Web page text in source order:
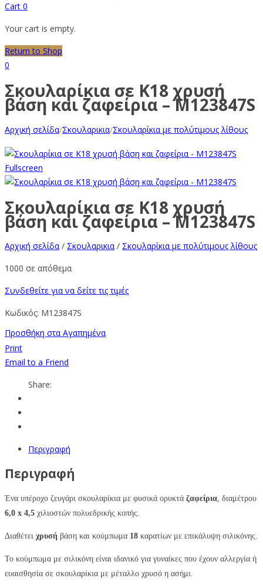
Cart 0
Your cart is empty.
Return to Shop
0
Σκουλαρίκια σε Κ18 χρυσή
βάση και ζαφείρια – M123847S
Αρχική σελίδα/Σκουλαρικια/Σκουλαρίκια με πολύτιμους λίθους
Fullscreen
Σκουλαρίκια σε Κ18 χρυσή
βάση και ζαφείρια – M123847S
Αρχική σελίδα / Σκουλαρικια / Σκουλαρίκια με πολύτιμους λίθους
1000 σε απόθεμα
Συνδεθείτε για να δείτε τις τιμές
Κωδικός: M123847S
Προσθήκη στα Αγαπημένα
Print
Email to a Friend
Share:
Περιγραφή
Περιγραφή
Ένα υπέροχο ζευγάρι σκουλαρίκια με φυσικά ορυκτά ζαφείρια , διαμέτρου
6,0 x 4,5 χιλιοστών πολυεδρικής κοπής.
Διαθέτει χρυσή βάση και κούμπωμα 18 καρατίων με επικάλυψη σιλικόνης.
Το κούμπωμα με σιλικόνη είναι ιδανικό για γυναίκες που έχουν αλλεργία ή
ευαισθησία σε σκουλαρίκια με μέταλλο χρυσό η ασήμι.